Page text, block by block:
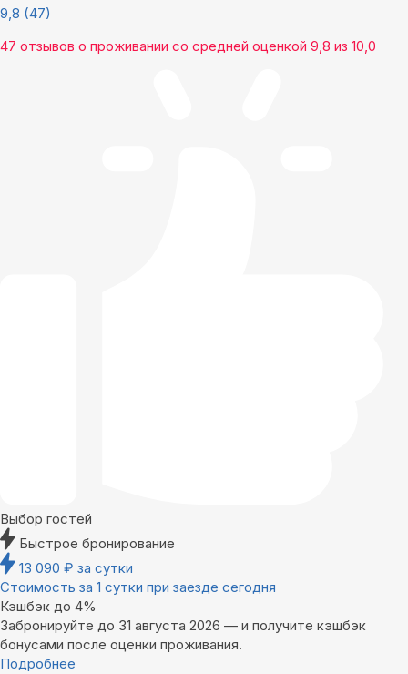
9,8 (47)
47 отзывов о проживании со средней оценкой 9,8 из 10,0
Выбор гостей
Быстрое бронирование
13 090 ₽ за сутки
Стоимость за 1 сутки при заезде сегодня
Кэшбэк до 4%
Забронируйте до 31 августа 2026 — и получите кэшбэк
бонусами после оценки проживания.
Подробнее